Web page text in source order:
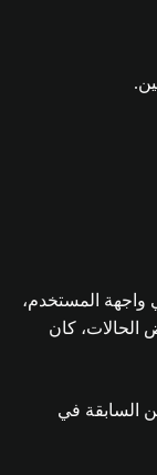
واجهة المستخدم،
الحالات، كان
السابقة في